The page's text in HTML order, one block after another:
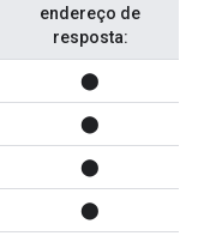
endereço de
resposta:
⬤
⬤
⬤
⬤